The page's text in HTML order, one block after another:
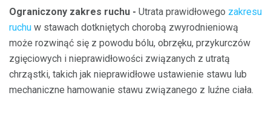
Ograniczony zakres ruchu - Utrata prawidłowego zakresu
ruchu w stawach dotkniętych chorobą zwyrodnieniową
może rozwinąć się z powodu bólu, obrzęku, przykurczów
zgięciowych i nieprawidłowości związanych z utratą
chrząstki, takich jak nieprawidłowe ustawienie stawu lub
mechaniczne hamowanie stawu związanego z luźne ciała.